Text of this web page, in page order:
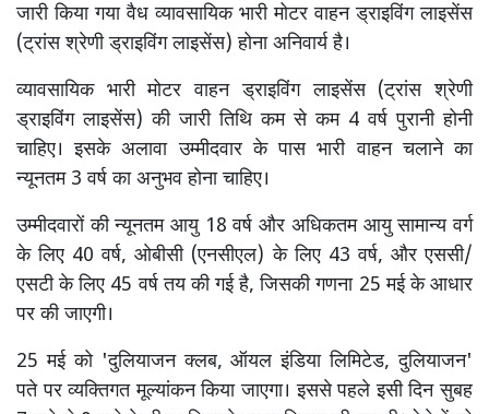
जारी किया गया वैध व्यावसायिक भारी मोटर वाहन ड्राइविंग लाइसेंस
(ट्रांस श्रेणी ड्राइविंग लाइसेंस) होना अनिवार्य है।
व्यावसायिक भारी मोटर वाहन ड्राइविंग लाइसेंस (ट्रांस श्रेणी
ड्राइविंग लाइसेंस) की जारी तिथि कम से कम 4 वर्ष पुरानी होनी
चाहिए। इसके अलावा उम्मीदवार के पास भारी वाहन चलाने का
न्यूनतम 3 वर्ष का अनुभव होना चाहिए।
उम्मीदवारों की न्यूनतम आयु 18 वर्ष और अधिकतम आयु सामान्य वर्ग
के लिए 40 वर्ष, ओबीसी (एनसीएल) के लिए 43 वर्ष, और एससी/
एसटी के लिए 45 वर्ष तय की गई है, जिसकी गणना 25 मई के आधार
पर की जाएगी।
25 मई को 'दुलियाजन क्लब, ऑयल इंडिया लिमिटेड, दुलियाजन'
पते पर व्यक्तिगत मूल्यांकन किया जाएगा। इससे पहले इसी दिन सुबह